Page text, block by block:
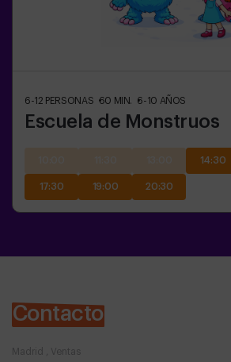
6-12 PERSONAS 60 MIN. 6-10 AÑOS
Escuela de Monstruos
14:30
17:30 19:00 20:30
Contacto
Madrid , Ventas